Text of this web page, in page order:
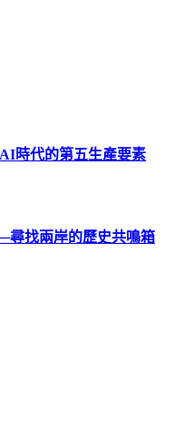
時代的第五生產要素
尋找兩岸的歷史共鳴箱